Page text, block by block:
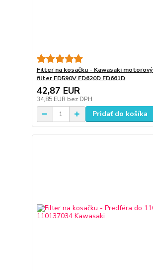
Filter na kosačku - Kawasaki
filter FD590V FD620D FD661D
42,87 EUR
34,85 EUR bez DPH
Pridať do košíka